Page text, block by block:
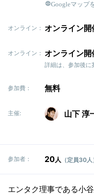
Googleマップ
オンライン： オンライン開
オンライン： オンライン開
詳細は、参加後に
参加費： 無料
主催: 山下 淳
参加者： 20人 （定員30人
エンタク理事である小